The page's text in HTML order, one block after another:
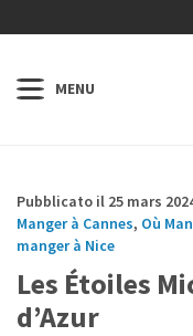
Pubblicato il 25 mars
Manger à Cannes, Où
manger à Nice
Les Étoiles
d’Azur